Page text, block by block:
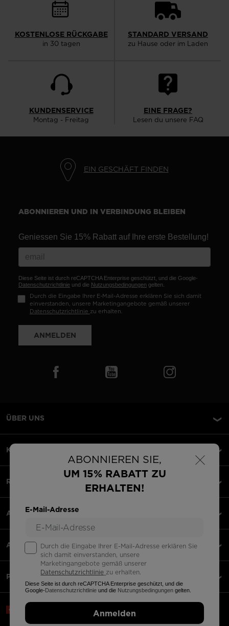
×
ABONNIEREN SIE,
UM 15% RABATT ZU
ERHALTEN!
E-Mail-Adresse
Durch die Eingabe Ihrer E-Mail-Adresse erklären Sie
sich damit einverstanden, unsere
Marketingangebote gemäß unserer
Datenschutzrichtlinie zu erhalten.
Diese Seite ist durch reCAPTCHA Enterprise geschützt, und die
Google- Datenschutzrichtlinie und die Nutzungsbedingungen gelten.
Anmelden
KOSTENLOSE RÜCKGABE
in 30 tagen
STANDARD VERSAND
zu Hause oder im Laden
KUNDENSERVICE
Montag - Freitag
EINE FRAGE?
Lesen du unsere FAQ
EIN GESCHÄFT FINDEN
ABONNIEREN UND IN VERBINDUNG BLEIBEN
Geniessen Sie 15% Rabatt auf Ihre erste Bestellung!
Diese Seite ist durch reCAPTCHA Enterprise geschützt, und die Google-
Datenschutzrichtlinie und die Nutzungsbedingungen gelten.
Durch die Eingabe Ihrer E-Mail-Adresse erklären Sie sich damit
einverstanden, unsere Marketingangebote gemäß unserer
Datenschutzrichtlinie zu erhalten.
ANMELDEN
ÜBER UNS
KUNDENSERVICE
RECHTLICHES
AKZEPTIERTE ZAHLUNGEN
APPS
PARTNERS
Schweiz | Deutsch